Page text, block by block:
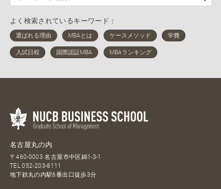
よく検索されているキーワード：
名古屋丸の内
〒460-0003 名古屋市中区錦1-3-1
TEL052-203-8111
地下鉄丸の内駅6番出口徒歩3分